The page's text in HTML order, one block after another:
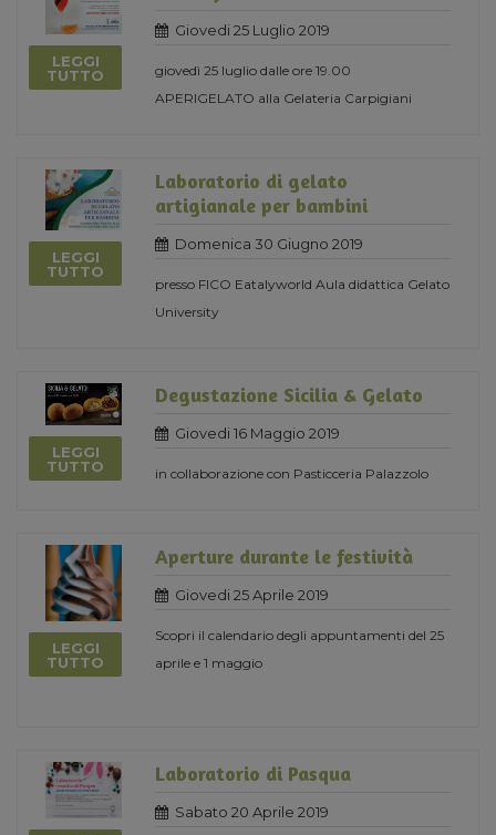
LEGGI
TUTTO
Giovedi 25 Luglio 2019
giovedì 25 luglio dalle ore 19.00
APERIGELATO alla Gelateria Carpigiani
LEGGI
TUTTO
Laboratorio di gelato
artigianale per bambini
Domenica 30 Giugno 2019
presso FICO Eatalyworld Aula didattica Gelato
University
LEGGI
TUTTO
Degustazione Sicilia & Gelato
Giovedi 16 Maggio 2019
in collaborazione con Pasticceria Palazzolo
LEGGI
TUTTO
Aperture durante le festività
Giovedi 25 Aprile 2019
Scopri il calendario degli appuntamenti del 25
aprile e 1 maggio
Laboratorio di Pasqua
Sabato 20 Aprile 2019